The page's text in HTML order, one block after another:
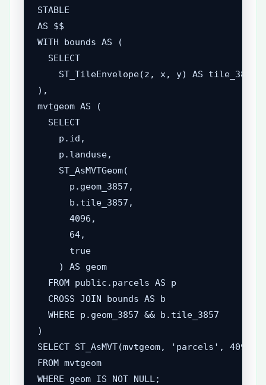
STABLE
AS $$
WITH bounds AS (
  SELECT
    ST_TileEnvelope(z, x, y) AS tile_3857
),
mvtgeom AS (
  SELECT
    p.id,
    p.landuse,
    ST_AsMVTGeom(
      p.geom_3857,
      b.tile_3857,
      4096,
      64,
      true
    ) AS geom
  FROM public.parcels AS p
  CROSS JOIN bounds AS b
  WHERE p.geom_3857 && b.tile_3857
)
SELECT ST_AsMVT(mvtgeom, 'parcels',
FROM mvtgeom
WHERE geom IS NOT NULL;